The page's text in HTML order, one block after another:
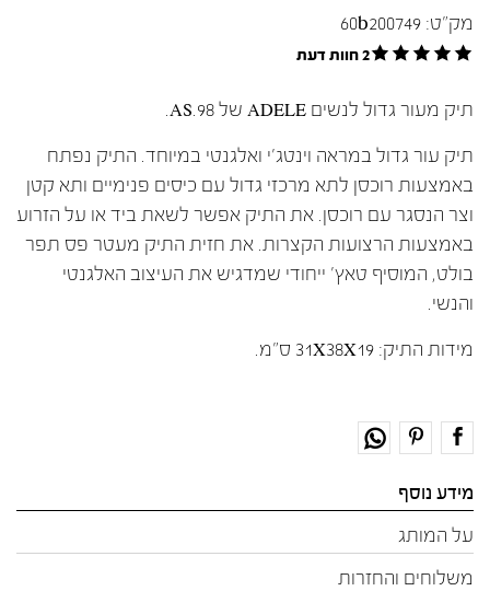
מק"ט: 60b200749
2 חוות דעת
תיק מעור גדול לנשים ADELE של AS.98.
תיק עור גדול במראה וינטג'י ואלגנטי במיוחד. התיק נפתח
באמצעות רוכסן לתא מרכזי גדול עם כיסים פנימיים ותא קטן
וצר הנסגר עם רוכסן. את התיק אפשר לשאת ביד או על הזרוע
באמצעות הרצועות הקצרות. את חזית התיק מעטר פס תפר
בולט, המוסיף טאץ' ייחודי שמדגיש את העיצוב האלגנטי
והנשי.
מידות התיק: 31X38X19 ס"מ.
מידע נוסף
על המותג
משלוחים והחזרות